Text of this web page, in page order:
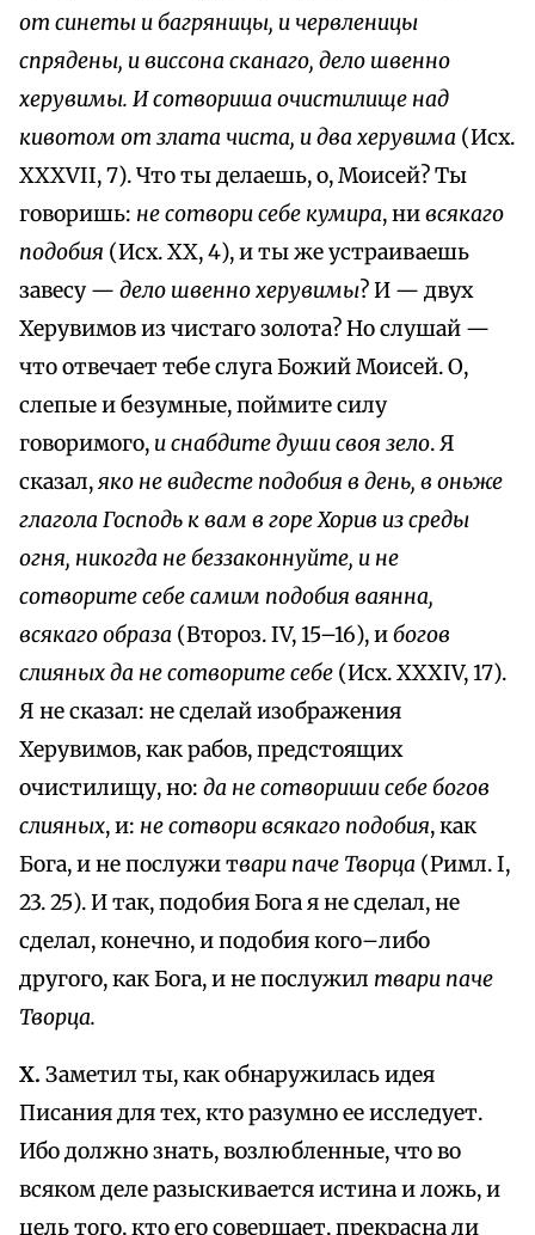
от синеты и багряницы, и червленицы
спрядены, и виссона сканаго, дело швенно
херувимы. И сотвориша очистилище над
кивотом от злата чиста, и два херувима (Исх.
XXXVII, 7). Что ты делаешь, о, Моисей? Ты
говоришь: не сотвори себе кумира, нивсякаго
подобия (Исх. XX, 4), и ты же устраиваешь
завесу — дело швенно херувимы? И — двух
Херувимов из чистаго золота? Но слушай —
что отвечает тебе слуга Божий Моисей. О,
слепые и безумные, поймите силу
говоримого, и снабдите души своя зело. Я
сказал,яко не видесте подобия в день, в оньже
глагола Господь к вам в горе Хорив из среды
огня, никогда не беззаконнуйте, и не
сотворите себе самим подобия ваянна,
всякаго образа (Второз. IV, 15–16), ибогов
слияных да не сотворите себе (Исх. XXXIV, 17).
Я не сказал: не сделай изображения
Херувимов, как рабов, предстоящих
очистилищу, но: да не сотвориши себе богов
слияных, и: не сотвори всякаго подобия, как
Бога, и не послужи твари паче Творца (Римл. I,
23. 25). И так, подобия Бога я не сделал, не
сделал, конечно, и подобия кого–либо
другого, как Бога, и не послужил твари паче
Творца.
X. Заметил ты, как обнаружилась идея
Писания для тех, кто разумно ее исследует.
Ибо должно знать, возлюбленные, что во
всяком деле разыскивается истина и ложь, и
цель того, кто его совершает, прекрасна ли